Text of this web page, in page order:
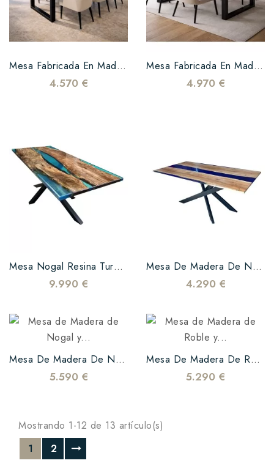
Mesa Fabricada En Madera De Roble Y Resina Epoxi Negra Con Base En Forma De U
4.570 €
Mesa Fabricada En Madera De Nogal Y Resina Epoxi Negra Con Base En Forma De U
4.970 €
Mesa Nogal Resina Turquesa Transparente
9.990 €
Mesa De Madera De Nogal Y Resina Epoxi Azul
4.290 €
Mesa De Madera De Nogal Y Resina Nacarada
5.590 €
Mesa De Madera De Roble Y Epoxi Blanco
5.290 €
Mostrando 1-12 de 13 artículo(s)
1
2